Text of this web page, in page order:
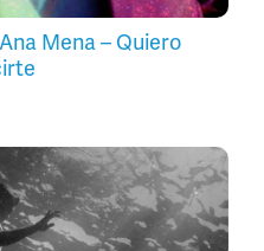
Mena – Quiero